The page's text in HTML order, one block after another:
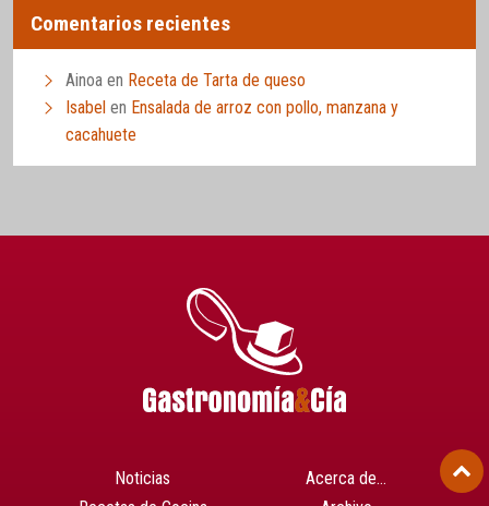
Comentarios recientes
Ainoa en Receta de Tarta de queso
Isabel en Ensalada de arroz con pollo, manzana y
cacahuete
Noticias
Acerca de…